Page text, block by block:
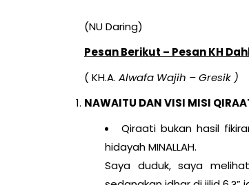
(NU Daring)
Pesan Berikut – Pesan KH
( KH.A. Alwafa Wajih – Gresik )
NAWAITU DAN VISI MISI
Qiraati bukan hasil
hidayah MINALLAH.
Saya duduk, saya